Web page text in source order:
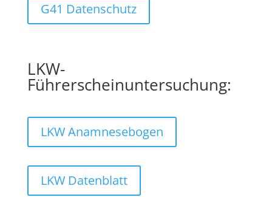
G41 Datenschutz
LKW-
Führerscheinuntersuchung:
LKW Anamnesebogen
LKW Datenblatt